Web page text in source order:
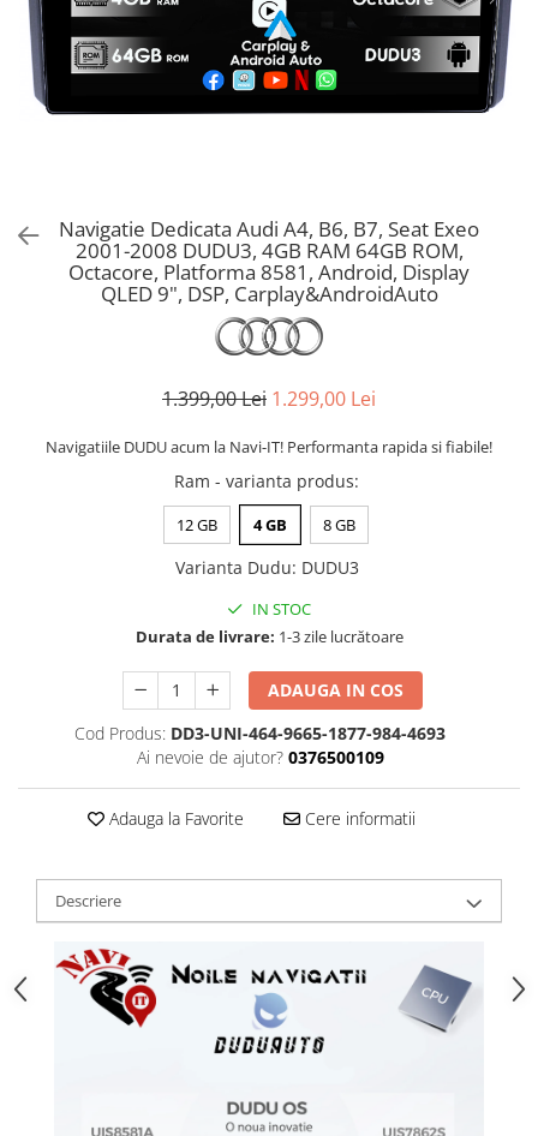
Navigatie Dedicata Audi A4, B6, B7, Seat Exeo
2001-2008 DUDU3, 4GB RAM 64GB ROM,
Octacore, Platforma 8581, Android, Display
QLED 9", DSP, Carplay&AndroidAuto
1.399,00 Lei 1.299,00 Lei
Navigatiile DUDU acum la Navi-IT! Performanta rapida si fiabile!
Ram - varianta produs:
12 GB 4 GB 8 GB
Varianta Dudu: DUDU3
IN STOC
Durata de livrare: 1-3 zile lucrătoare
ADAUGA IN COS
Cod Produs: DD3-UNI-464-9665-1877-984-4693
Ai nevoie de ajutor? 0376500109
Adauga la Favorite Cere informatii
Descriere